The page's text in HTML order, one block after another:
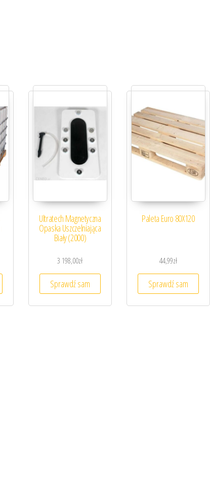
Ultratech Magnetyczna
Opaska Uszczelniająca
Biały (2000)
3 198,00zł
Sprawdź sam
Paleta Euro 80X120
44,99zł
Sprawdź sam